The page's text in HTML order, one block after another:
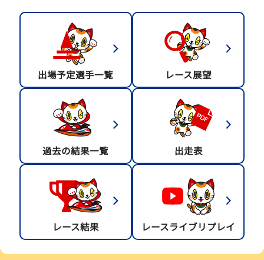
出場予定選手一覧 レース展望
過去の結果一覧 出走表
レース結果 レースライブリプレイ